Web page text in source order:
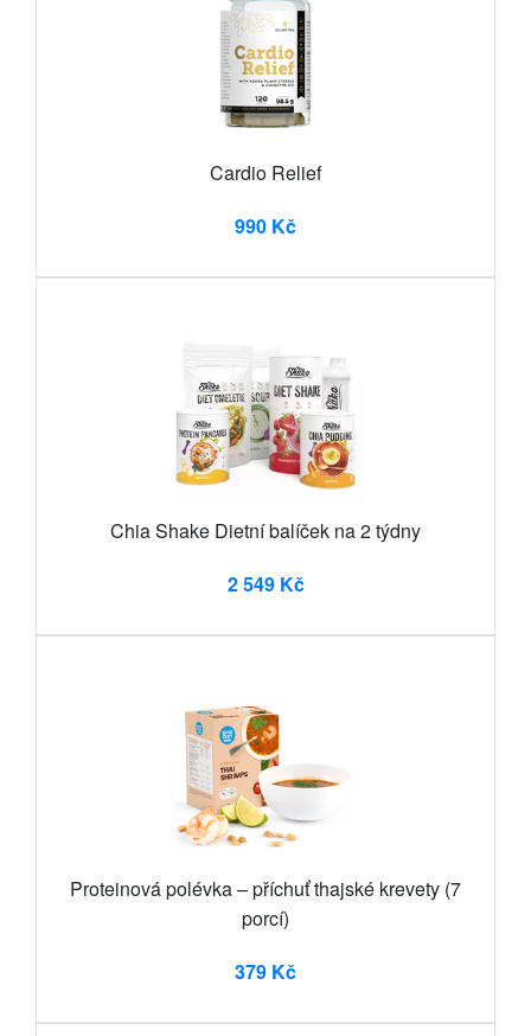
Cardio Relief
990 Kč
Chia Shake Dietní balíček na 2 týdny
2 549 Kč
Proteinová polévka – příchuť thajské krevety (7
porcí)
379 Kč